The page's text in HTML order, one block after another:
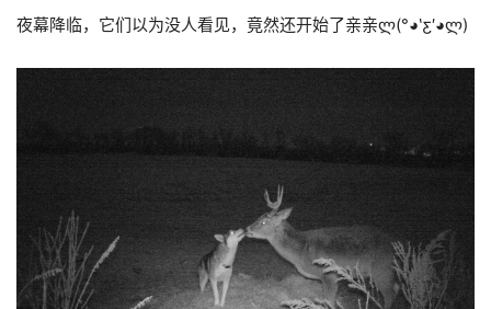
夜幕降临，它们以为没人看见，竟然还开始了亲亲ლ(°◕‵ƹ′◕ლ)